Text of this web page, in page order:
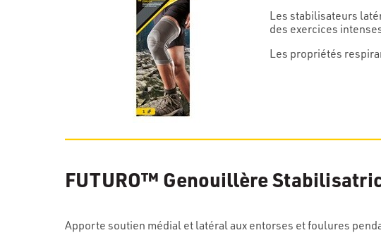
Les stabilisateurs
des exercices
Les propriétés
FUTURO™ Genouillère
Apporte soutien médial et latéral aux entorses et foulures